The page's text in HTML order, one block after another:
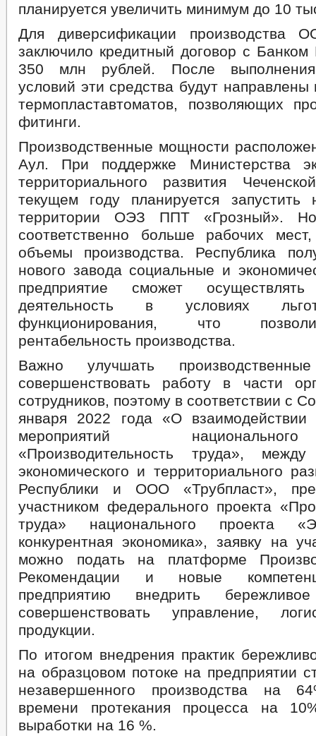
планируется увеличить минимум до 10
Для диверсификации производства
заключило кредитный договор с
350 млн рублей. После выполнения
условий эти средства будут направлены
термопластавтоматов, позволяющих
фитинги.
Производственные мощности
Аул. При поддержке Министерства
территориального развития
текущем году планируется
территории ОЭЗ ППТ «Грозный».
соответственно больше рабочих
объемы производства. Республика
нового завода социальные и
предприятие сможет осуществлять
деятельность в условиях
функционирования, что
рентабельность производства.
Важно улучшать
совершенствовать работу в части
сотрудников, поэтому в соответствии с
января 2022 года «О взаимодействии
мероприятий
«Производительность труда», между
экономического и территориального
Республики и ООО «Трубпласт»,
участником федерального проекта
труда» национального проекта
конкурентная экономика», заявку на
можно подать на платформе
Рекомендации и новые
предприятию внедрить бережливое
совершенствовать управление,
продукции.
По итогом внедрения практик
на образцовом потоке на предприятии
незавершенного производства на
времени протекания процесса на
выработки на 16 %.